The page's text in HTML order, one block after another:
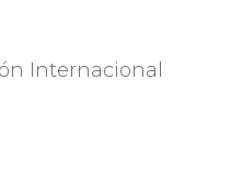
Internacional